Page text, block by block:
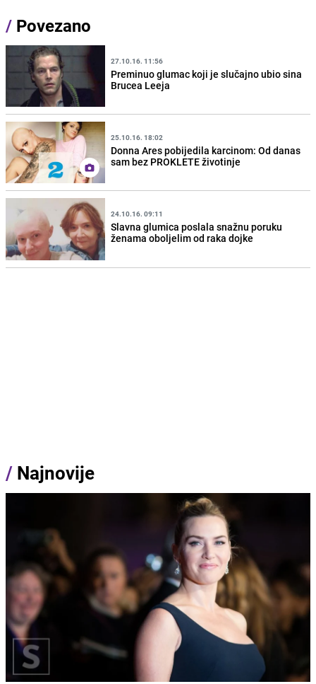
/ Povezano
27.10.16. 11:56
Preminuo glumac koji je slučajno ubio sina
Brucea Leeja
25.10.16. 18:02
Donna Ares pobijedila karcinom: Od danas
sam bez PROKLETE životinje
24.10.16. 09:11
Slavna glumica poslala snažnu poruku
ženama oboljelim od raka dojke
/ Najnovije